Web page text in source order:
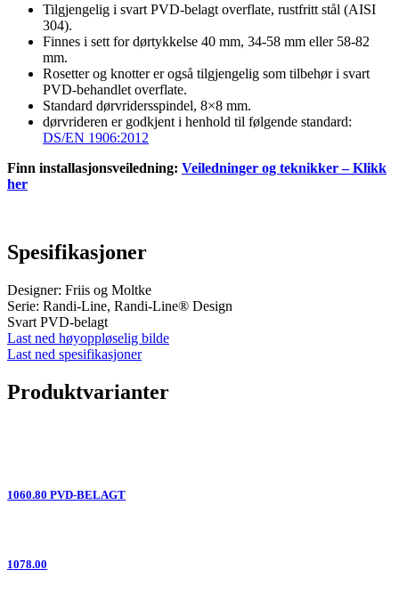
Tilgjengelig i svart PVD-belagt overflate, rustfritt stål (AISI
304).
Finnes i sett for dørtykkelse 40 mm, 34-58 mm eller 58-82
mm.
Rosetter og knotter er også tilgjengelig som tilbehør i svart
PVD-behandlet overflate.
Standard dørvridersspindel, 8×8 mm.
dørvrideren er godkjent i henhold til følgende standard:
DS/EN 1906:2012
Finn installasjonsveiledning: Veiledninger og teknikker – Klikk
her
Spesifikasjoner
Designer: Friis og Moltke
Serie: Randi-Line, Randi-Line® Design
Svart PVD-belagt
Last ned høyoppløselig bilde
Last ned spesifikasjoner
Produktvarianter
1060.80 PVD-BELAGT
1078.00